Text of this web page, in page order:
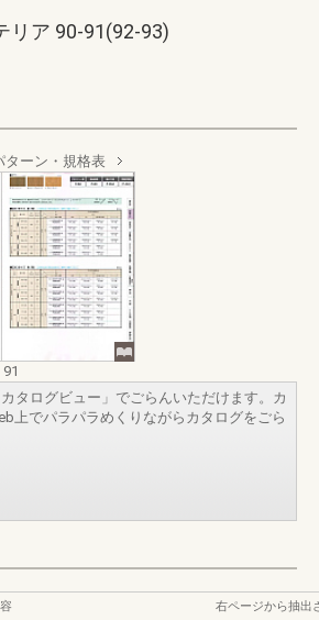
リア 90-91(92-93)
ーン・規格表
91
タログビュー」でごらんいただけます。カ
上でパラパラめくりながらカタログをごら
右ページから抽出